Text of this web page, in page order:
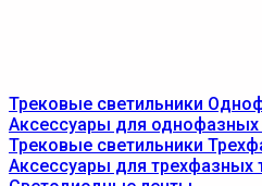
Трековые светильники
Аксессуары для однофазных
Трековые светильники
Аксессуары для трехфазных